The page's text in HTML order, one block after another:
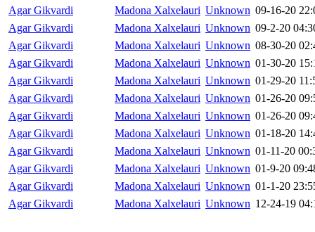
Agar Gikvardi
Madona Xalxelauri Unknown 09-16-20
Agar Gikvardi
Madona Xalxelauri Unknown 09-2-20
Agar Gikvardi
Madona Xalxelauri Unknown 08-30-20
Agar Gikvardi
Madona Xalxelauri Unknown 01-30-20
Agar Gikvardi
Madona Xalxelauri Unknown 01-29-20
Agar Gikvardi
Madona Xalxelauri Unknown 01-26-20
Agar Gikvardi
Madona Xalxelauri Unknown 01-26-20
Agar Gikvardi
Madona Xalxelauri Unknown 01-18-20
Agar Gikvardi
Madona Xalxelauri Unknown 01-11-20
Agar Gikvardi
Madona Xalxelauri Unknown 01-9-20
Agar Gikvardi
Madona Xalxelauri Unknown 01-1-20
Agar Gikvardi
Madona Xalxelauri Unknown 12-24-19